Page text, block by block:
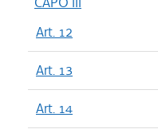
Art. 12
Art. 13
Art. 14